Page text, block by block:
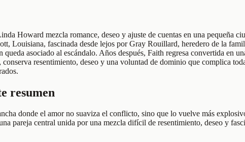
Howard mezcla romance, deseo y ajuste de cuentas en una pequeña
Louisiana, fascinada desde lejos por Gray Rouillard, heredero de la
asociado al escándalo. Años después, Faith regresa convertida en
resentimiento, deseo y una voluntad de dominio que complica
resumen
donde el amor no suaviza el conflicto, sino que lo vuelve más
pareja central unida por una mezcla difícil de resentimiento, deseo y